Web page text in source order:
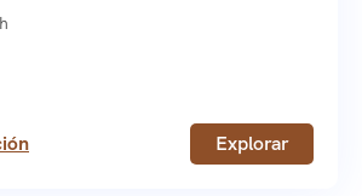
Explorar